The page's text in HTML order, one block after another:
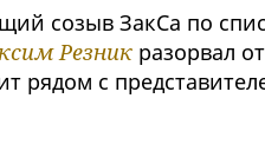
созыв ЗакСа по
Резникразорвал
рядом с